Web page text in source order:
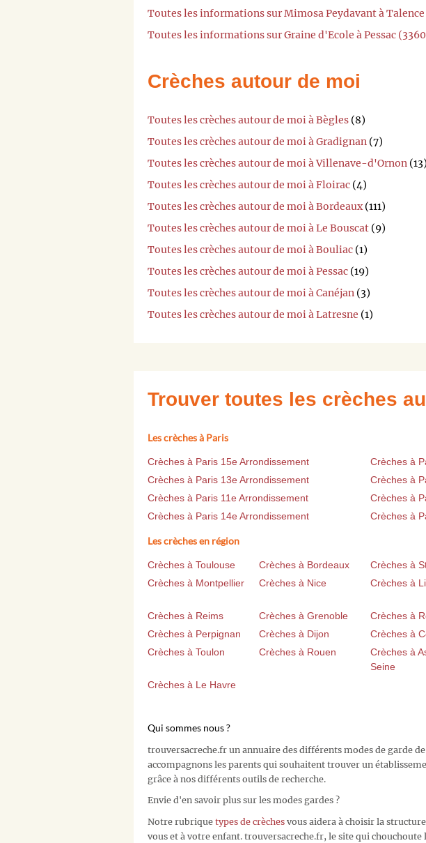
Toutes les informations sur Mimosa Peydavant à
Toutes les informations sur Graine d'Ecole à Pessac
Crèches autour de moi
Toutes les crèches autour de moi à Bègles (8)
Toutes les crèches autour de moi à Gradignan (7)
Toutes les crèches autour de moi à Villenave-d'Ornon (13)
Toutes les crèches autour de moi à Floirac (4)
Toutes les crèches autour de moi à Bordeaux(111)
Toutes les crèches autour de moi à Le Bouscat (9)
Toutes les crèches autour de moi à Bouliac (1)
Toutes les crèches autour de moi à Pessac (19)
Toutes les crèches autour de moi à Canéjan (3)
Toutes les crèches autour de moi à Latresne (1)
Trouver toutes les crèches
Les crèches à Paris
Crèches à Paris 15e Arrondissement
Crèches à
Crèches à Paris 13e Arrondissement
Crèches à
Crèches à Paris 11e Arrondissement
Crèches à
Crèches à Paris 14e Arrondissement
Crèches à
Les crèches en région
Crèches à Toulouse Crèches à Bordeaux Crèches à
Crèches à Montpellier
Crèches à Nice Crèches à
Crèches à Reims
Crèches à Grenoble Crèches à
Crèches à Perpignan
Crèches à Dijon Crèches à
Crèches à Toulon
Crèches à Rouen
Crèches à
Seine
Crèches à Le Havre
Qui sommes nous ?
trouversacreche.fr un annuaire des différents modes de garde
accompagnons les parents qui souhaitent trouver un
grâce à nos différents outils de recherche.
Envie d'en savoir plus sur les modes gardes ?
Notre rubrique types de crèches vous aidera à choisir la
vous et à votre enfant. trouversacreche.fr, le site qui chouchoute